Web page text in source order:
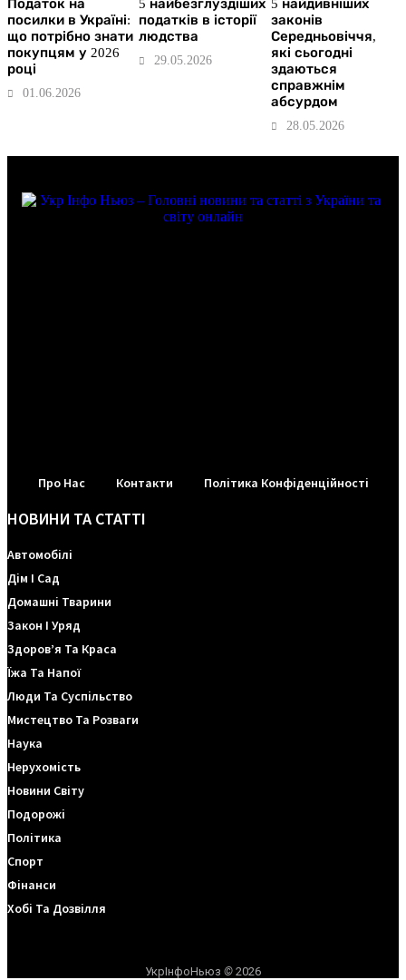
Податок на
посилки в Україні:
що потрібно знати
покупцям у 2026
році
01.06.2026
5 найбезглуздіших
податків в історії
людства
29.05.2026
5 найдивніших
законів
Середньовіччя,
які сьогодні
здаються
справжнім
абсурдом
28.05.2026
Про Нас Контакти Політика Конфіденційності
НОВИНИ ТА СТАТТІ
Автомобілі
Дім І Сад
Домашні Тварини
Закон І Уряд
Здоров’я Та Краса
Їжа Та Напої
Люди Та Суспільство
Мистецтво Та Розваги
Наука
Нерухомість
Новини Світу
Подорожі
Політика
Спорт
Фінанси
Хобі Та Дозвілля
УкрІнфоНьюз © 2026